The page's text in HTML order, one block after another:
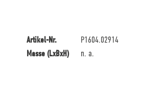
Artikel-Nr.
P1604.02914
Masse (LxBxH)
n. a.